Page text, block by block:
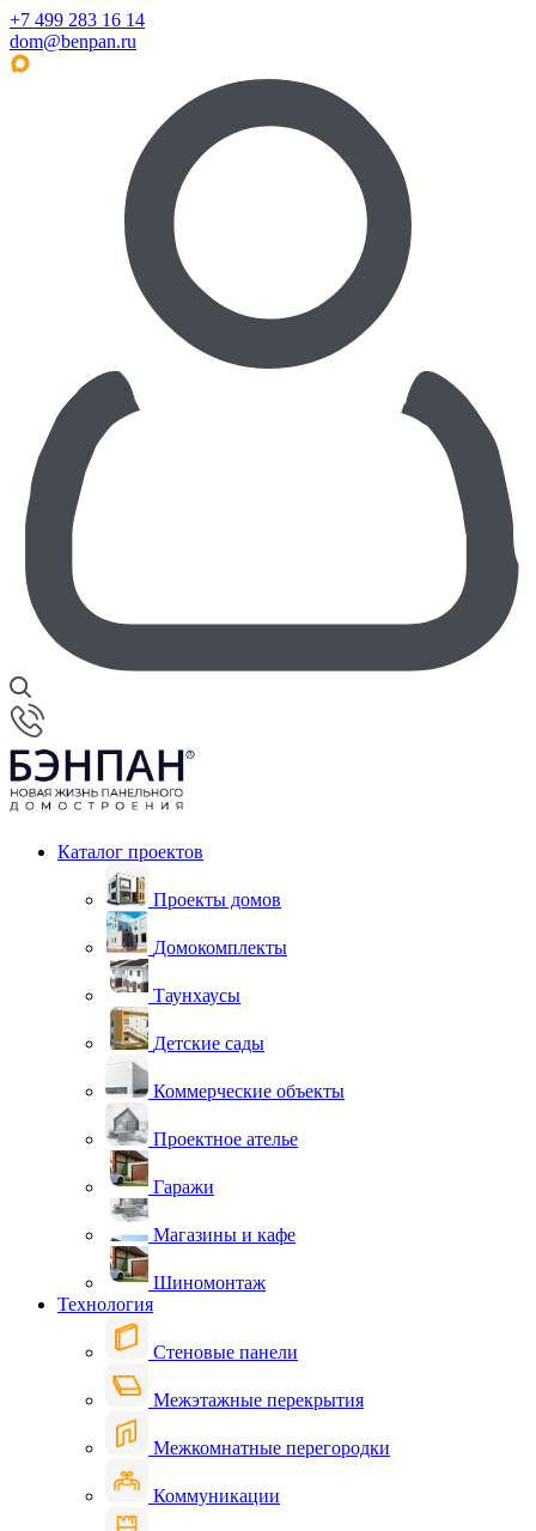
+7 499 283 16 14
dom@benpan.ru
Каталог проектов
Проекты домов
Домокомплекты
Таунхаусы
Детские сады
Коммерческие объекты
Проектное ателье
Гаражи
Магазины и кафе
Шиномонтаж
Технология
Стеновые панели
Межэтажные перекрытия
Межкомнатные перегородки
Коммуникации